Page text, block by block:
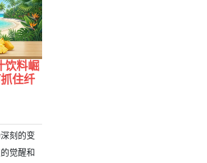
饮料崛
住纤
刻的变
觉醒和